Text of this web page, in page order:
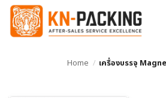
ข้าม
ยัง
Home / เครื่องบรรจุ